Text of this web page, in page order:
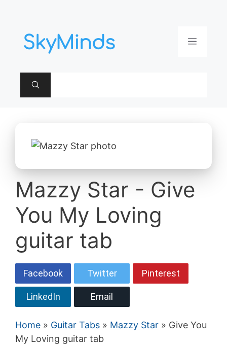
contenu
Menu
Mazzy Star - Give
You My Loving
guitar tab
Facebook Twitter Pinterest
LinkedIn Email
Home » Guitar Tabs » Mazzy Star » Give You
My Loving guitar tab